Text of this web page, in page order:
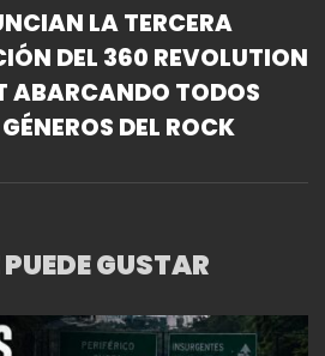
LA TERCERA
DEL 360 REVOLUTION
ABARCANDO TODOS
DEL ROCK
GUSTAR